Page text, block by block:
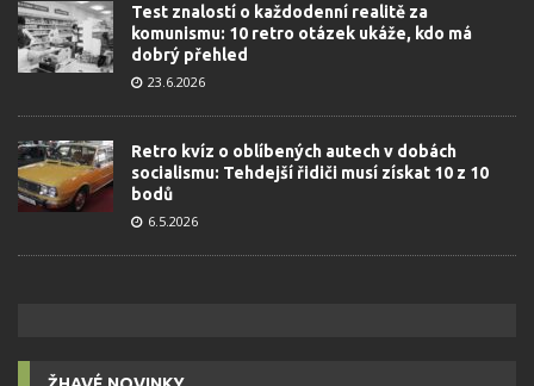
Test znalostí o každodenní realitě za
komunismu: 10 retro otázek ukáže, kdo má
dobrý přehled
23.6.2026
Retro kvíz o oblíbených autech v dobách
socialismu: Tehdejší řidiči musí získat 10 z 10
bodů
6.5.2026